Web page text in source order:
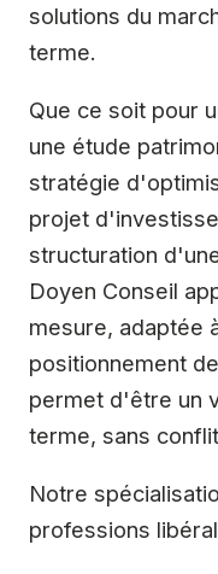
solutions du
terme.
Que ce soit pour
une étude
stratégie
projet
structuration
Doyen Conseil
mesure, adaptée
positionnement
permet d'être un
terme, sans
Notre
professions